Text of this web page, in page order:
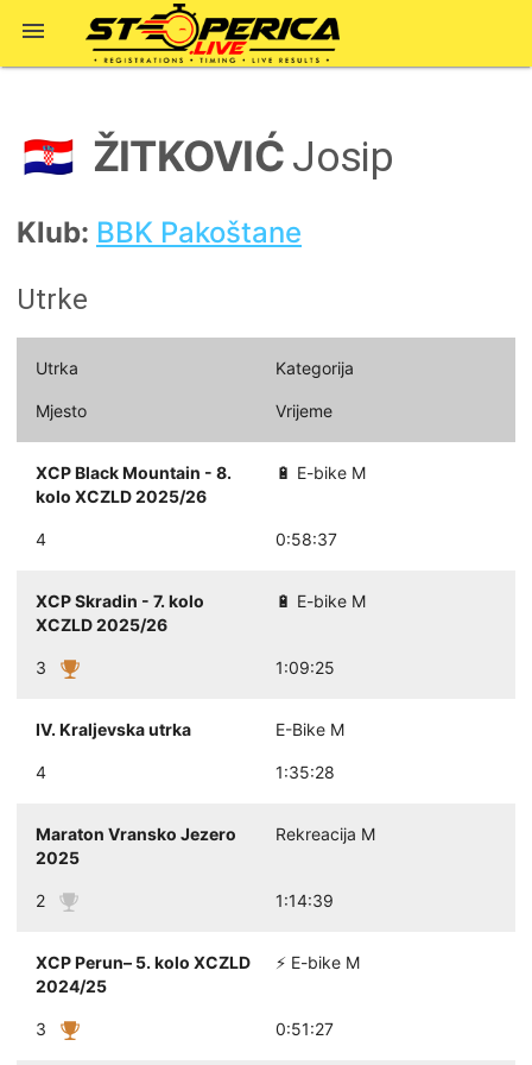

🇭🇷 ŽITKOVIĆJosip
Klub: BBK Pakoštane
Utrke
Utrka Kategorija
Mjesto Vrijeme
XCP Black Mountain - 8.
kolo XCZLD 2025/26
🔋 E-bike M
4 0:58:37
XCP Skradin - 7. kolo
XCZLD 2025/26
🔋 E-bike M
3 1:09:25
IV. Kraljevska utrka E-Bike M
4 1:35:28
Maraton Vransko Jezero
2025
Rekreacija M
2 1:14:39
XCP Perun– 5. kolo XCZLD
2024/25
⚡ E-bike M
3 0:51:27